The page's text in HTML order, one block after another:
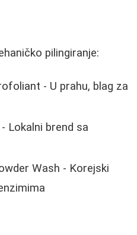
pilingiranje:
- U prahu, blag za
Lokalni brend sa
Wash - Korejski